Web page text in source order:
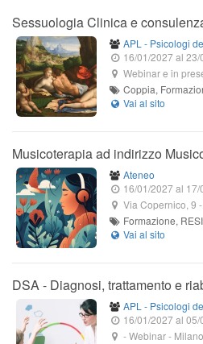
Sessuologia Clinica e
APL - Psicologi
16/01/2027 al 23/
Webinar e in
Coppia,
Musicoterapia ad indirizzo
Ateneo
16/01/2027 al 17/
Via Copernico, 9
Formazione,
DSA - Diagnosi, trattamento e
APL - Psicologi
16/01/2027 al 05/
-Webinar- Milano